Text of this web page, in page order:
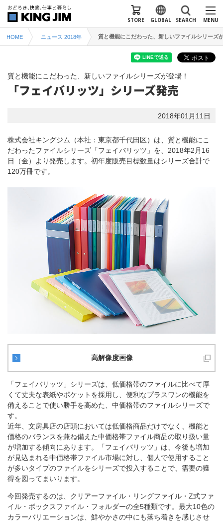
MENU
SEARCH
GLOBAL
STORE
HOME ニュース 2018年 質と機能にこだわった、新しいファイルシリーズ
質と機能にこだわった、新しいファイルシリーズが登場！
「フェイバリッツ」シリーズ発売
2018年01月11日
株式会社キングジム（本社：東京都千代田区）は、質と機能にこ
だわったファイルシリーズ「フェイバリッツ」を、2018年2月16
日（金）より発売します。初年度販売目標数量はシリーズ合計で
120万冊です。
高解像度画像
「フェイバリッツ」シリーズは、低価格帯のファイルに比べて厚
くて丈夫な表紙やポケットを採用し、便利なプラスワンの機能を
備えることで使い勝手を高めた、中価格帯のファイルシリーズで
す。
近年、文房具店の店頭においては低価格商品だけでなく、機能と
価格のバランスを兼ね備えた中価格帯ファイル商品の取り扱い量
が増加する傾向にあります。「フェイバリッツ」は、今後も増加
が見込まれる中価格帯ファイル市場に対し、個人で使用すること
が多いタイプのファイルをシリーズで投入することで、需要の獲
得を図ってまいります。
今回発売するのは、クリアーファイル・リングファイル・Z式ファ
イル・ボックスファイル・フォルダーの全5種類です。最大10色の
カラーバリエーションは、鮮やかさの中にも落ち着きを感じさせ